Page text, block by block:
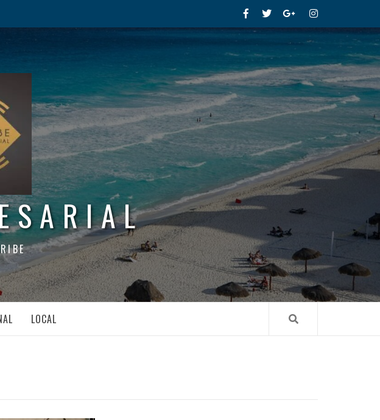
FacebookTwitterGoogle+Instagram
LOCAL